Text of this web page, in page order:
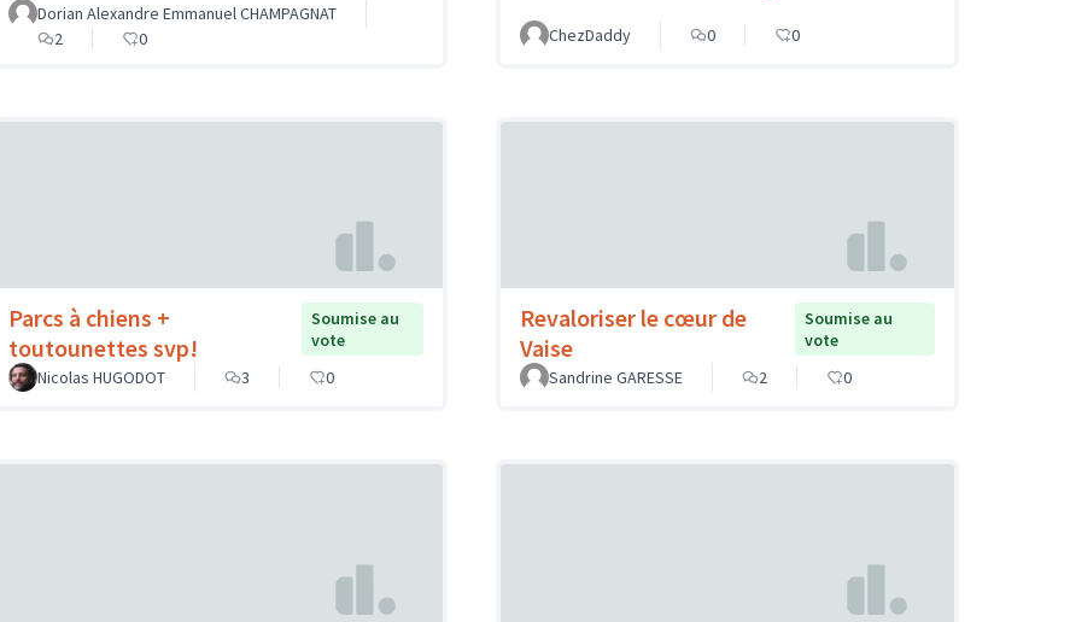
Dorian Alexandre Emmanuel CHAMPAGNAT
2
0 ChezDaddy 0 0
Parcs à chiens +
toutounettes svp!
Soumise au
vote
Nicolas HUGODOT
3 0
Revaloriser le cœur de
Vaise
Soumise au
vote
Sandrine GARESSE
2 0